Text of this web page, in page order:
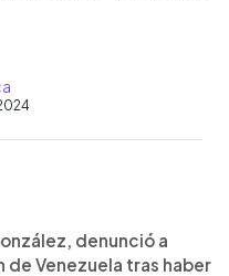
denunció a
de Venezuela tras haber